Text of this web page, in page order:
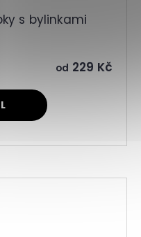
s bylinkami
od 229 Kč